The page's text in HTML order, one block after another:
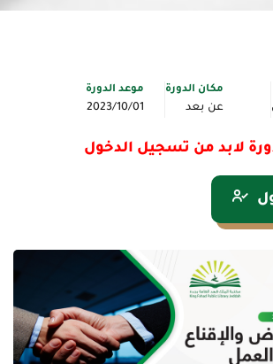
مكان الدورة
عن بعد
موعد الدورة
2023/10/01
لابد من تسجيل الدخول